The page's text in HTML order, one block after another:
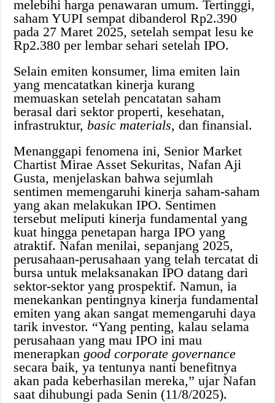
melebihi harga penawaran umum. Tertinggi,
saham YUPI sempat dibanderol Rp2.390
pada 27 Maret 2025, setelah sempat lesu ke
Rp2.380 per lembar sehari setelah IPO.
Selain emiten konsumer, lima emiten lain
yang mencatatkan kinerja kurang
memuaskan setelah pencatatan saham
berasal dari sektor properti, kesehatan,
infrastruktur, basic materials, dan finansial.
Menanggapi fenomena ini, Senior Market
Chartist Mirae Asset Sekuritas, Nafan Aji
Gusta, menjelaskan bahwa sejumlah
sentimen memengaruhi kinerja saham-saham
yang akan melakukan IPO. Sentimen
tersebut meliputi kinerja fundamental yang
kuat hingga penetapan harga IPO yang
atraktif. Nafan menilai, sepanjang 2025,
perusahaan-perusahaan yang telah tercatat di
bursa untuk melaksanakan IPO datang dari
sektor-sektor yang prospektif. Namun, ia
menekankan pentingnya kinerja fundamental
emiten yang akan sangat memengaruhi daya
tarik investor. “Yang penting, kalau selama
perusahaan yang mau IPO ini mau
menerapkangood corporate governance
secara baik, ya tentunya nanti benefitnya
akan pada keberhasilan mereka,” ujar Nafan
saat dihubungi pada Senin (11/8/2025).